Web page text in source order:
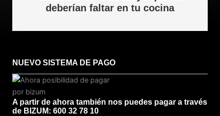
deberían faltar en tu cocina
NUEVO SISTEMA DE PAGO
A partir de ahora también nos puedes pagar a través
de BIZUM: 600 32 78 10